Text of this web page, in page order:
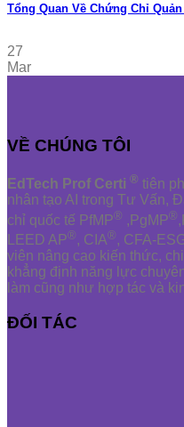
Tổng Quan Về Chứng Chỉ
27
Mar
VỀ CHÚNG TÔI
EdTech Prof Certi ® tiên
nhân tạo AI trong Tư Vấn,
chỉ quốc tế PfMP® ,PgMP®
LEED AP®, CIA®, CFA-
viên nâng cao kiến thức,
khẳng định năng lực
làm cũng như hợp tác và
ĐỐI TÁC